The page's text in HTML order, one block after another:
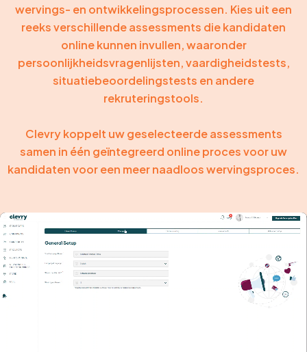
wervings- en ontwikkelingsprocessen. Kies uit een
reeks verschillende assessments die kandidaten
online kunnen invullen, waaronder
persoonlijkheidsvragenlijsten, vaardigheidstests,
situatiebeoordelingstests en andere
rekruteringstools.
Clevry koppelt uw geselecteerde assessments
samen in één geïntegreerd online proces voor uw
kandidaten voor een meer naadloos wervingsproces.